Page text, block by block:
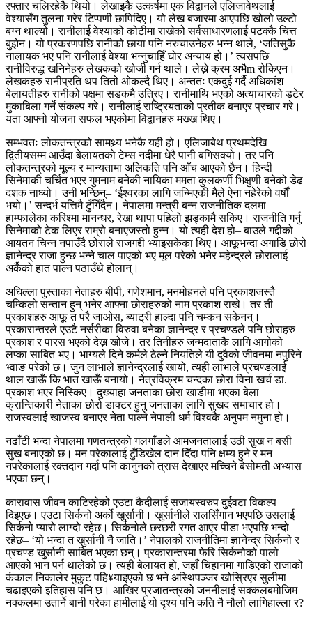
रफ्तार चलिरहेकै थियो। लेखाइकै उत्कर्षमा एक विद्वानले एलिजावेथलाई
वेश्यासँग तुलना गरेर टिप्पणी छापिदिए। यो लेख बजारमा आएपछि खोलो उल्टो
बग्न थाल्यो। रानीलाई वेश्याको कोटीमा राखेको सर्वसाधारणलाई पटक्कै चित्त
बुझेन। यो प्रकरणपछि रानीको छाया पनि नरुचाउनेहरु भन्न थाले, ‘जतिसुकै
नालायक भए पनि रानीलाई वेश्या भन्नुचाहिँ घोर अन्याय हो।’ त्यसपछि
रानीविरुद्ध खनिनेहरु लेखकको खोजी गर्न थाले। लेख्ने क्रम अभैm रोकिएन।
लेखकहरु रानीप्रति थप तितो ओकल्दै थिए। अन्ततः एकदुई गर्दै अधिकांश
बेलायतीहरु रानीको पक्षमा सडकमै उत्रिए। रानीमाथि भएको अत्याचारको डटेर
मुकाबिला गर्ने संकल्प गरे। रानीलाई राष्ट्रियताको प्रतीक बनाएर प्रचार गरे।
यता आफ्नो योजना सफल भएकोमा विद्वानहरु मख्ख थिए।
सम्भवतः लोकतन्त्रको सामथ्र्य भनेकै यही हो। एलिजाबेथ प्रथमदेखि
द्वितीयसम्म आउँदा बेलायतको टेम्स नदीमा धेरै पानी बगिसक्यो। तर पनि
लोकतन्त्रको मूल्य र मान्यतामा अलिकति पनि आँच आएको छैन। हिन्दी
सिनेमाकी चर्चित भएर गुमनाम बनेकी नायिका ममता कुलकर्णी भिक्षुणी बनेको डेढ
दशक नाघ्यो। उनी भन्छिन्– ‘ईश्वरका लागि जन्मिएकी मैले ऐना नहेरेको वर्षौं
भयो।’ सन्दर्भ यत्तिमै टुँगिँदैन। नेपालमा मन्त्री बन्न राजनीतिक दलमा
हाम्फालेका करिश्मा मानन्धर, रेखा थापा पहिलो झड्कामै सकिए। राजनीति गर्नु
सिनेमाको टेक लिएर राम्रो बनाएजस्तो हुन्न। यो त्यही देश हो– बाउले गद्दीको
आयतन चिन्न नपाउँदै छोराले राजगद्दी भ्याइसकेका थिए। आफूभन्दा अगाडि छोरो
ज्ञानेन्द्र राजा हुन्छ भन्ने चाल पाएको भए मूल परेको भनेर महेन्द्रले छोरालाई
अर्कैको हात पाल्न पठाउँथे होलान्।
अघिल्ला पुस्ताका नेताहरु बीपी, गणेशमान, मनमोहनले पनि प्रकाशजस्तै
चम्किलो सन्तान हुन् भनेर आफ्ना छोराहरुको नाम प्रकाश राखे। तर ती
प्रकाशहरु आफू त परै जाओस, ब्याट्री हाल्दा पनि चम्कन सकेनन्।
प्रकारान्तरले एउटै नर्सरीका विरुवा बनेका ज्ञानेन्द्र र प्रचण्डले पनि छोराहरु
प्रकाश र पारस भएको देख्न खोजे। तर तिनीहरु जन्मदाताकै लागि आगोको
लप्का साबित भए। भाग्यले दिने कर्मले ठेल्ने नियतिले यी दुवैको जीवनमा नपुरिने
भ्वाङ परेको छ। जुन लाभाले ज्ञानेन्द्रलाई खायो, त्यही लाभाले प्रचण्डलाई
थाल खाऊँ कि भात खाऊँ बनायो। नेत्रविक्रम चन्दका छोरा विना खर्च डा.
प्रकाश भएर निस्किए। दुख्याहा जनताका छोरा खाडीमा भएका बेला
क्रान्तिकारी नेताका छोरो डाक्टर हुनु जनताका लागि सुखद समाचार हो।
राजस्वलाई खाजस्व बनाएर नेता पाल्ने नेपाली धर्म विश्वकै अनुपम नमुना हो।
नढाँटी भन्दा नेपालमा गणतन्त्रको गलगाँडले आमजनतालाई उठी सुख न बसी
सुख बनाएको छ। मन परेकालाई टुँडिखेल दान दिँदा पनि क्षम्य हुने र मन
नपरेकालाई रक्तदान गर्दा पनि कानुनको त्रास देखाएर मच्चिने बेसोमती अभ्यास
भएका छन्।
कारावास जीवन काटिरहेको एउटा कैदीलाई सजायस्वरुप दुईवटा विकल्प
दिइएछ। एउटा सिर्कनो अर्को खुर्सानी। खुर्सानीले रालसिँगान भएपछि उसलाई
सिर्कनो प्यारो लाग्दो रहेछ। सिर्कनोले छरछरी रगत आएर पीडा भएपछि भन्दो
रहेछ– ‘यो भन्दा त खुर्सानी नै जाति।’ नेपालको राजनीतिमा ज्ञानेन्द्र सिर्कनो र
प्रचण्ड खुर्सानी साबित भएका छन्। प्रकारान्तरमा फेरि सिर्कनोको पालो
आएको भान पर्न थालेको छ। त्यही बेलायत हो, जहाँ चिहानमा गाडिएको राजाको
कंकाल निकालेर मुकुट पहि¥याइएको छ भने अस्थिपञ्जर खोस्रिएर सुलीमा
चढाइएको इतिहास पनि छ। आखिर प्रजातन्त्रको जननीलाई सक्कलबमोजिम
नक्कलमा उतार्ने बानी परेका हामीलाई यो दृश्य पनि कति नै नौलो लागिहाल्ला र?